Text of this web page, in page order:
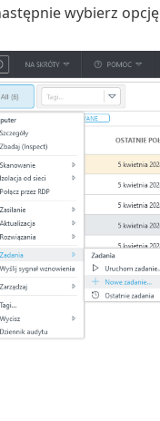
wybierz opcję